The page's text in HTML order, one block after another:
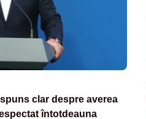
clar despre averea
întotdeauna